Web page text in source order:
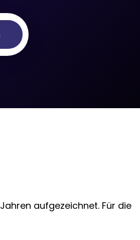
aufgezeichnet. Für die